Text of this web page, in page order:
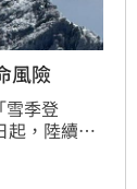
風險
雪季登
起，陸續接
作家雪羊